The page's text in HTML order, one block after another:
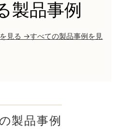
製品事例
見る →すべての製品事例を見